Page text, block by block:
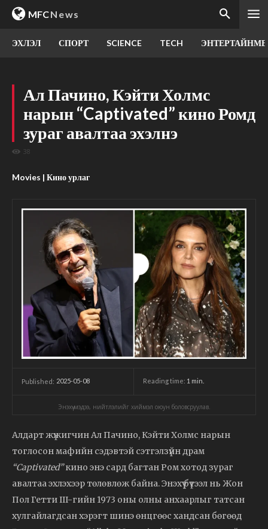
MFCNews
ЭХЛЭЛ СПОРТ SCIENCE TECH
Ал Пачино, Кэйти Холмс
нарын “Captivated” кино Ромд
зураг авалтаа эхэлнэ
38
Movies | Кино урлаг
Published: 2025-05-08 Reading time: 1 min.
Энэхүү мэдээ, нийтлэлийг хиймэл оюун боловсруулав.
Алдарт жүжигчин Ал Пачино, Кэйти Холмс нарын
тоглосон мафийн сэдэвтэй сэтгэлзүйн драм
“Captivated”кино энэ сард багтан Ром хотод зураг
авалтаа эхлэхээр төлөвлөж байна. Энэхүү бүтээл нь Жон
Пол Гетти III-гийн 1973 оны олны анхаарлыг татсан
хулгайлагдсан хэрэгт шинэ өнцгөөс хандсан бөгөөд